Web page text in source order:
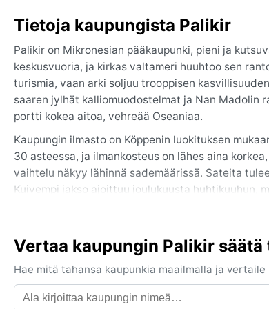
Tietoja kaupungista Palikir
Palikir on Mikronesian pääkaupunki, pieni ja
keskusvuoria, ja kirkas valtameri huuhtoo sen
turismia, vaan arki soljuu trooppisen
saaren jylhät kalliomuodostelmat ja Nan Madolin
portti kokea aitoa, vehreää Oseaniaa.
Kaupungin ilmasto on Köppenin luokituksen
30 asteessa, ja ilmankosteus on lähes aina
vaihtelu näkyy lähinnä sademäärissä. Sateita
Kuivempi jakso ajoittuu joulukuusta huhtikuuhun,
on enemmän. Trooppiset syklonit voivat iskeä
kurissa. Muita erityisiä sääilmiöitä ei ole, mutta
sateet ovat rankkoja ja nopeita, mikä tekee
ennalta arvaamaton – täällä ei tarvita takkia,
Vertaa kaupungin Palikir
Hae mitä tahansa kaupunkia maailmalla ja